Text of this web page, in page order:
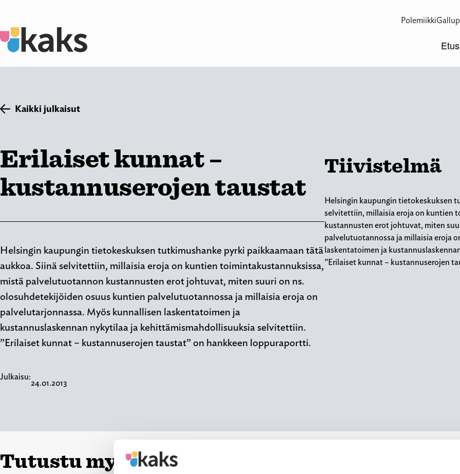
Polemiikki
Kaikki julkaisut
Erilaiset kunnat –
kustannuserojen taustat
Helsingin kaupungin tietokeskuksen tutkimushanke pyrki paikkaamaan tätä
aukkoa. Siinä selvitettiin, millaisia eroja on kuntien toimintakustannuksissa,
mistä palvelutuotannon kustannusten erot johtuvat, miten suuri on ns.
olosuhdetekijöiden osuus kuntien palvelutuotannossa ja millaisia eroja on
palvelutarjonnassa. Myös kunnallisen laskentatoimen ja
kustannuslaskennan nykytilaa ja kehittämismahdollisuuksia selvitettiin.
”Erilaiset kunnat – kustannuserojen taustat” on hankkeen loppuraportti.
Julkaisu:
24.01.2013
Tiivistelmä
Helsingin kaupungin tietokeskuksen
selvitettiin, millaisia eroja on kuntien
kustannusten erot johtuvat, miten
palvelutuotannossa ja millaisia eroja
laskentatoimen ja
”Erilaiset kunnat – kustannuserojen
Tutustu myös näihin julkaisuihin